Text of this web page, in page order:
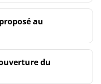
au
du